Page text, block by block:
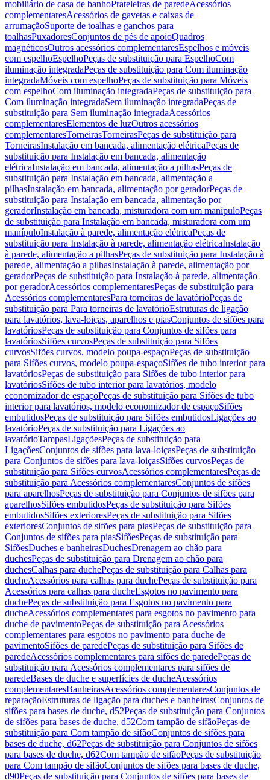
mobiliário de casa de banhoPrateleiras de paredeAcessórios
complementaresAcessórios de gavetas e caixas de
arrumaçãoSuporte de toalhas e ganchos para
toalhasPuxadoresConjuntos de pés de apoioQuadros
magnéticosOutros acessórios complementaresEspelhos e móveis
com espelhoEspelhoPeças de substituição para EspelhoCom
iluminação integradaPeças de substituição para Com iluminação
integradaMóveis com espelhoPeças de substituição para Móveis
com espelhoCom iluminação integradaPeças de substituição para
Com iluminação integradaSem iluminação integradaPeças de
substituição para Sem iluminação integradaAcessórios
complementaresElementos de luzOutros acessórios
complementaresTorneirasTorneirasPeças de substituição para
TorneirasInstalação em bancada, alimentação elétricaPeças de
substituição para Instalação em bancada, alimentação
elétricaInstalação em bancada, alimentação a pilhasPeças de
substituição para Instalação em bancada, alimentação a
pilhasInstalação em bancada, alimentação por geradorPeças de
substituição para Instalação em bancada, alimentação por
geradorInstalação em bancada, misturadora com um manípuloPeças
de substituição para Instalação em bancada, misturadora com um
manípuloInstalação à parede, alimentação elétricaPeças de
substituição para Instalação à parede, alimentação elétricaInstalação
à parede, alimentação a pilhasPeças de substituição para Instalação à
parede, alimentação a pilhasInstalação à parede, alimentação por
geradorPeças de substituição para Instalação à parede, alimentação
por geradorAcessórios complementaresPeças de substituição para
Acessórios complementaresPara torneiras de lavatórioPeças de
substituição para Para torneiras de lavatórioEstruturas de ligação
para lavatórios, lava-loiças, aparelhos e piasConjuntos de sifões para
lavatóriosPeças de substituição para Conjuntos de sifões para
lavatóriosSifões curvosPeças de substituição para Sifões
curvosSifões curvos, modelo poupa-espaçoPeças de substituição
para Sifões curvos, modelo poupa-espaçoSifões de tubo interior para
lavatóriosPeças de substituição para Sifões de tubo interior para
lavatóriosSifões de tubo interior para lavatórios, modelo
economizador de espaçoPeças de substituição para Sifões de tubo
interior para lavatórios, modelo economizador de espaçoSifões
embutidosPeças de substituição para Sifões embutidosLigações ao
lavatórioPeças de substituição para Ligações ao
lavatórioTampasLigaçõesPeças de substituição para
LigaçõesConjuntos de sifões para lava-loiçasPeças de substituição
para Conjuntos de sifões para lava-loiçasSifões curvosPeças de
substituição para Sifões curvosAcessórios complementaresPeças de
substituição para Acessórios complementaresConjuntos de sifões
para aparelhosPeças de substituição para Conjuntos de sifões para
aparelhosSifões embutidosPeças de substituição para Sifões
embutidosSifões exterioresPeças de substituição para Sifões
exterioresConjuntos de sifões para piasPeças de substituição para
Conjuntos de sifões para piasSifõesPeças de substituição para
SifõesDuches e banheirasDuchesDrenagem ao chão para
duchesPeças de substituição para Drenagem ao chão para
duchesCalhas para duchePeças de substituição para Calhas para
ducheAcessórios para calhas para duchePeças de substituição para
Acessórios para calhas para ducheEsgotos no pavimento para
duchePeças de substituição para Esgotos no pavimento para
ducheAcessórios complementares para esgotos no pavimento para
duche de pavimentoPeças de substituição para Acessórios
complementares para esgotos no pavimento para duche de
pavimentoSifões de paredePeças de substituição para Sifões de
paredeAcessórios complementares para sifões de paredePeças de
substituição para Acessórios complementares para sifões de
paredeBases de duche e superfícies de ducheAcessórios
complementaresBanheirasAcessórios complementaresConjuntos de
reparaçãoEstruturas de ligação para duches e banheirasConjuntos de
sifões para bases de duche, d52Peças de substituição para Conjuntos
de sifões para bases de duche, d52Com tampão de sifãoPeças de
substituição para Com tampão de sifãoConjuntos de sifões para
bases de duche, d62Peças de substituição para Conjuntos de sifões
para bases de duche, d62Com tampão de sifãoPeças de substituição
para Com tampão de sifãoConjuntos de sifões para bases de duche,
d90Peças de substituição para Conjuntos de sifões para bases de